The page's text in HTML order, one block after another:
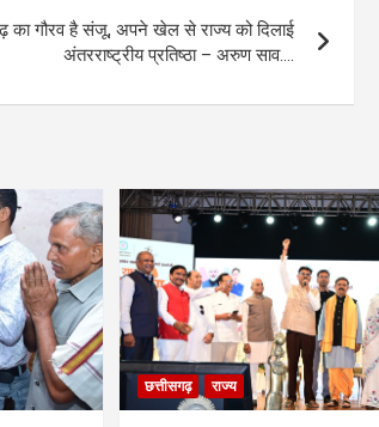
का गौरव है संजू, अपने खेल से राज्य को दिलाई
अंतरराष्ट्रीय प्रतिष्ठा – अरुण साव….
छत्तीसगढ़ राज्य